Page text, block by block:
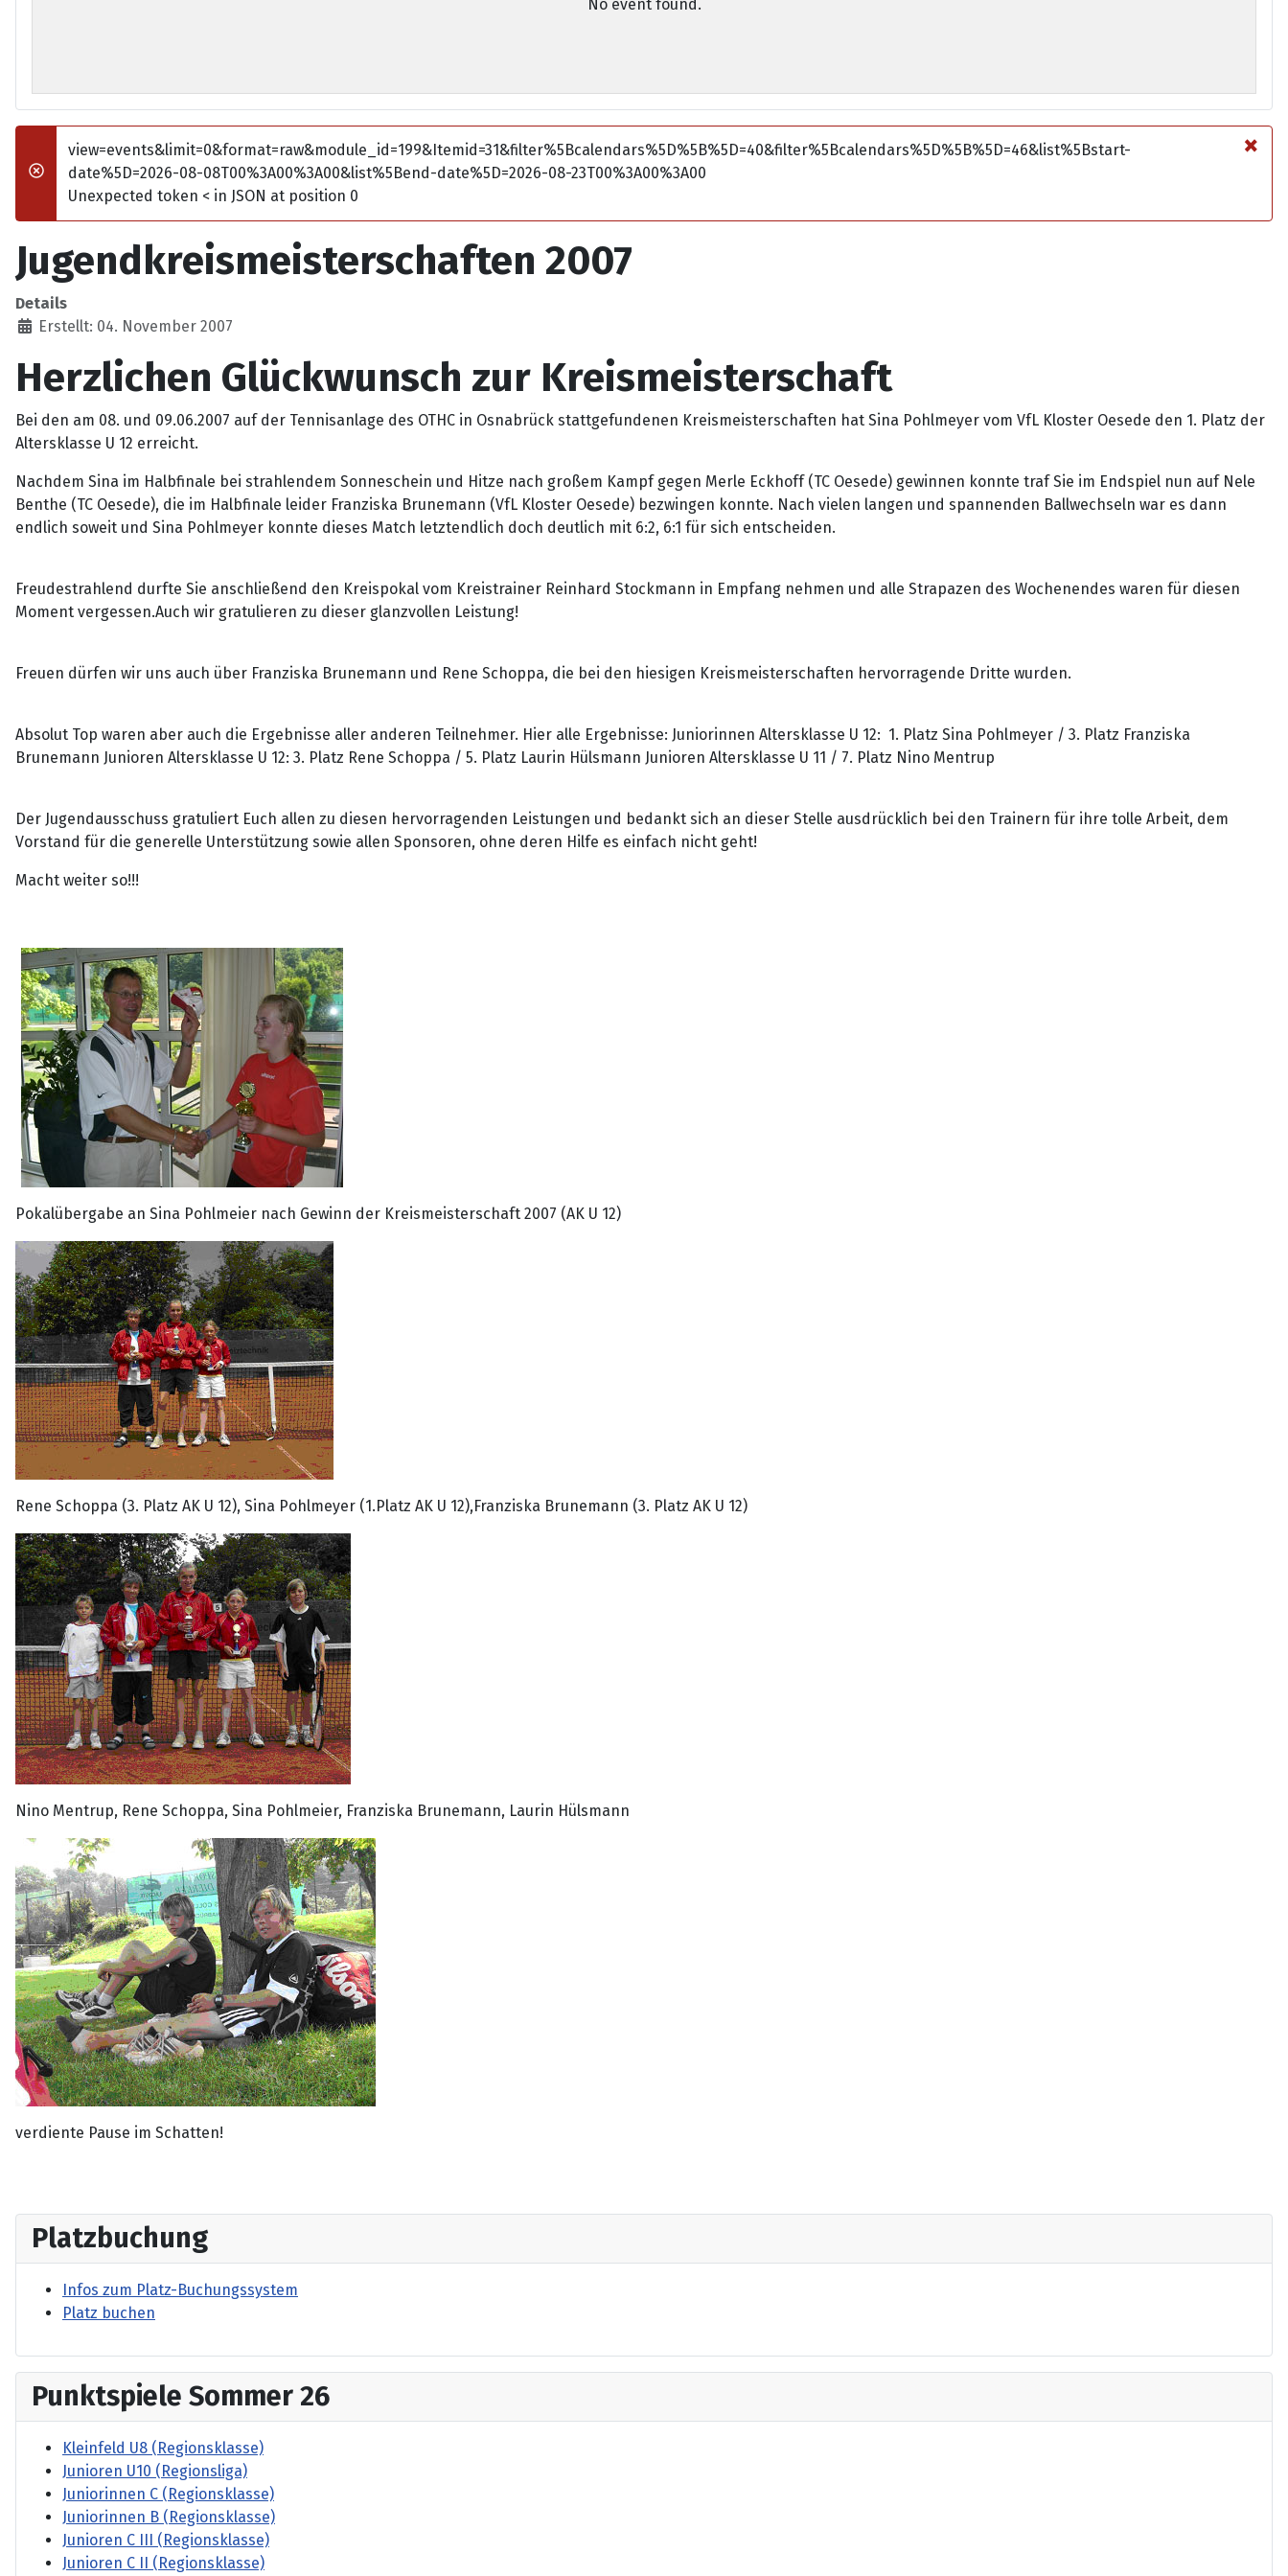
No event found.
×
Fehler
view=events&limit=0&format=raw&module_id=199&Itemid=31&filter%5Bcalendars%5D%5B%5D=40&filter%5Bcalendars%5D%5B%5D=46&list%5Bstart-
date%5D=2026-08-08T00%3A00%3A00&list%5Bend-date%5D=2026-08-23T00%3A00%3A00
Unexpected token < in JSON at position 0
Jugendkreismeisterschaften 2007
Details
Erstellt: 04. November 2007
Herzlichen Glückwunsch zur Kreismeisterschaft
Bei den am 08. und 09.06.2007 auf der Tennisanlage des OTHC in Osnabrück stattgefundenen Kreismeisterschaften hat Sina Pohlmeyer vom VfL Kloster Oesede den 1. Platz der
Altersklasse U 12 erreicht.
Nachdem Sina im Halbfinale bei strahlendem Sonneschein und Hitze nach großem Kampf gegen Merle Eckhoff (TC Oesede) gewinnen konnte traf Sie im Endspiel nun auf Nele
Benthe (TC Oesede), die im Halbfinale leider Franziska Brunemann (VfL Kloster Oesede) bezwingen konnte. Nach vielen langen und spannenden Ballwechseln war es dann
endlich soweit und Sina Pohlmeyer konnte dieses Match letztendlich doch deutlich mit 6:2, 6:1 für sich entscheiden.
Freudestrahlend durfte Sie anschließend den Kreispokal vom Kreistrainer Reinhard Stockmann in Empfang nehmen und alle Strapazen des Wochenendes waren für diesen
Moment vergessen.Auch wir gratulieren zu dieser glanzvollen Leistung!
Freuen dürfen wir uns auch über Franziska Brunemann und Rene Schoppa, die bei den hiesigen Kreismeisterschaften hervorragende Dritte wurden.
Absolut Top waren aber auch die Ergebnisse aller anderen Teilnehmer. Hier alle Ergebnisse: Juniorinnen Altersklasse U 12: 1. Platz Sina Pohlmeyer / 3. Platz Franziska
Brunemann Junioren Altersklasse U 12: 3. Platz Rene Schoppa / 5. Platz Laurin Hülsmann Junioren Altersklasse U 11 / 7. Platz Nino Mentrup
Der Jugendausschuss gratuliert Euch allen zu diesen hervorragenden Leistungen und bedankt sich an dieser Stelle ausdrücklich bei den Trainern für ihre tolle Arbeit, dem
Vorstand für die generelle Unterstützung sowie allen Sponsoren, ohne deren Hilfe es einfach nicht geht!
Macht weiter so!!!
Pokalübergabe an Sina Pohlmeier nach Gewinn der Kreismeisterschaft 2007 (AK U 12)
Rene Schoppa (3. Platz AK U 12), Sina Pohlmeyer (1.Platz AK U 12),Franziska Brunemann (3. Platz AK U 12)
Nino Mentrup, Rene Schoppa, Sina Pohlmeier, Franziska Brunemann, Laurin Hülsmann
verdiente Pause im Schatten!
Platzbuchung
Infos zum Platz-Buchungssystem
Platz buchen
Punktspiele Sommer 26
Kleinfeld U8 (Regionsklasse)
Junioren U10 (Regionsliga)
Juniorinnen C (Regionsklasse)
Juniorinnen B (Regionsklasse)
Junioren C III (Regionsklasse)
Junioren C II (Regionsklasse)